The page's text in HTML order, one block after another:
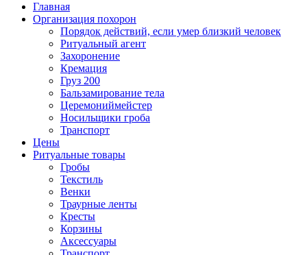
Главная
Организация похорон
Порядок действий, если умер близкий человек
Ритуальный агент
Захоронение
Кремация
Груз 200
Бальзамирование тела
Церемониймейстер
Носильщики гроба
Транспорт
Цены
Ритуальные товары
Гробы
Текстиль
Венки
Траурные ленты
Кресты
Корзины
Аксессуары